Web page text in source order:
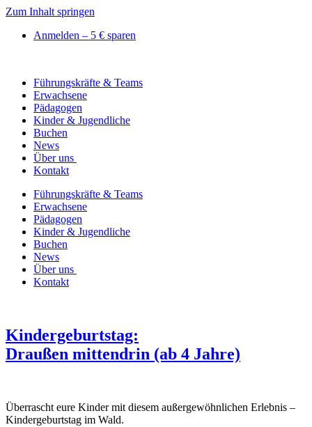
Zum Inhalt springen
Anmelden – 5 € sparen
Führungskräfte & Teams
Erwachsene
Pädagogen
Kinder & Jugendliche
Buchen
News
Über uns
Kontakt
Führungskräfte & Teams
Erwachsene
Pädagogen
Kinder & Jugendliche
Buchen
News
Über uns
Kontakt
Kindergeburtstag:
Draußen mittendrin (ab 4 Jahre)
Überrascht eure Kinder mit diesem außergewöhnlichen Erlebnis –
Kindergeburtstag im Wald.